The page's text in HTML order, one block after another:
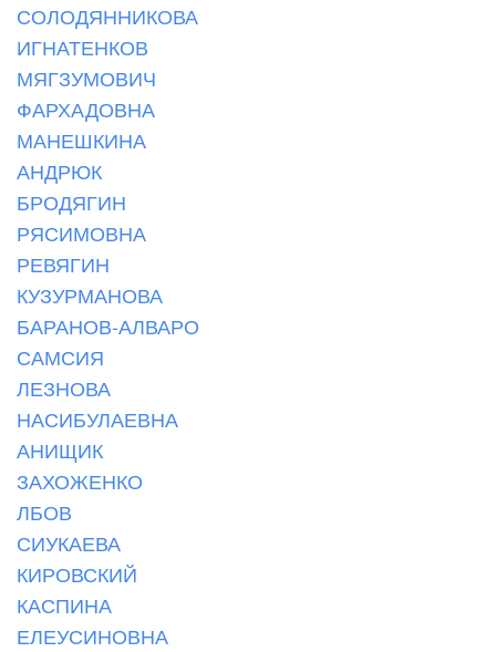
СОЛОДЯННИКОВА
ИГНАТЕНКОВ
МЯГЗУМОВИЧ
ФАРХАДОВНА
МАНЕШКИНА
АНДРЮК
БРОДЯГИН
РЯСИМОВНА
РЕВЯГИН
КУЗУРМАНОВА
БАРАНОВ-АЛВАРО
САМСИЯ
ЛЕЗНОВА
НАСИБУЛАЕВНА
АНИЩИК
ЗАХОЖЕНКО
ЛБОВ
СИУКАЕВА
КИРОВСКИЙ
КАСПИНА
ЕЛЕУСИНОВНА